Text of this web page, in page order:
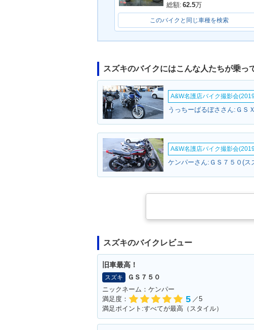
総額: 62.5万
このバイクと同じ車種を検索
スズキのバイクにはこんな人たちが乗っ
A&W名護店バイク撮影会
うっちーばるぼささん:ＧＳ
A&W名護店バイク撮影会
ケンパーさん:ＧＳ７５０(ス
スズキのバイクレビュー
旧車最高！
スズキ
ＧＳ７５０
ニックネーム：ケンパー
満足度：
5 ／5
満足ポイント:すべてが最高（スタイル）